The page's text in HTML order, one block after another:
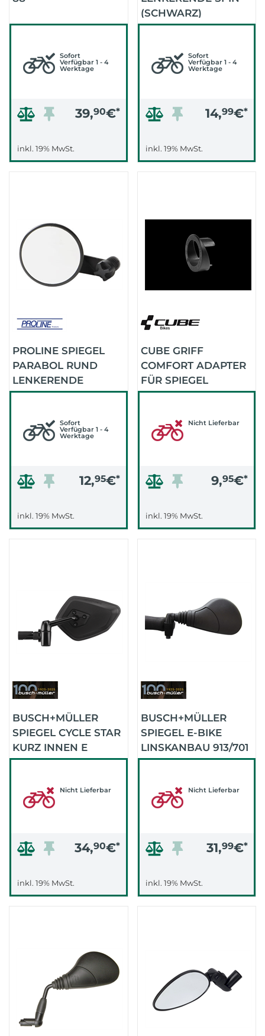
Sofort
Verfügbar 1 - 4
Werktage
39,90€*
inkl. 19% MwSt.
(SCHWARZ)
Sofort
Verfügbar 1 - 4
Werktage
14,99€*
inkl. 19% MwSt.
PROLINE SPIEGEL
PARABOL RUND
LENKERENDE
(SCHWARZ)
Sofort
Verfügbar 1 - 4
Werktage
12,95€*
inkl. 19% MwSt.
CUBE GRIFF
COMFORT ADAPTER
FÜR SPIEGEL
DISCREET ACID
Nicht Lieferbar
9,95€*
inkl. 19% MwSt.
BUSCH+MÜLLER
SPIEGEL CYCLE STAR
KURZ INNEN E
913/712 (SCHWARZ)
Nicht Lieferbar
34,90€*
inkl. 19% MwSt.
BUSCH+MÜLLER
SPIEGEL E-BIKE
LINSKANBAU 913/701
KURZ
Nicht Lieferbar
31,99€*
inkl. 19% MwSt.